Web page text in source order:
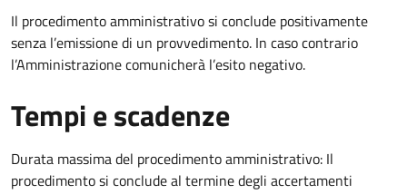
Il procedimento amministrativo si conclude positivamente
senza l’emissione di un provvedimento. In caso contrario
l’Amministrazione comunicherà l’esito negativo.
Tempi e scadenze
Durata massima del procedimento amministrativo: Il
procedimento si conclude al termine degli accertamenti